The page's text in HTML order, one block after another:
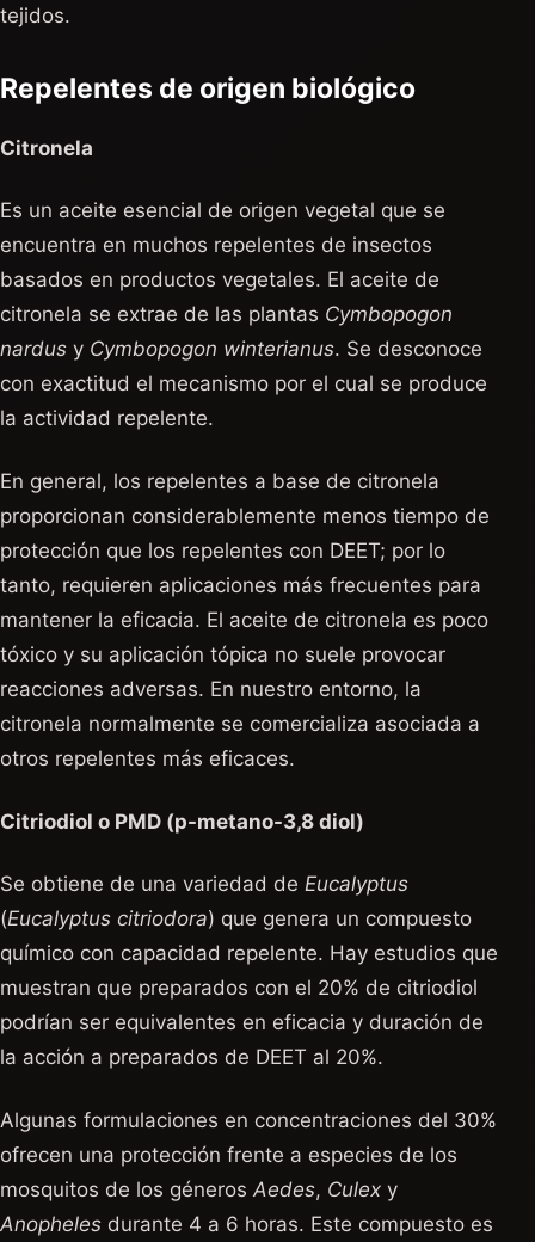
tejidos.
Repelentes de origen biológico
Citronela
Es un aceite esencial de origen vegetal que se
encuentra en muchos repelentes de insectos
basados en productos vegetales. El aceite de
citronela se extrae de las plantas Cymbopogon
nardus y Cymbopogon winterianus. Se desconoce
con exactitud el mecanismo por el cual se produce
la actividad repelente.
En general, los repelentes a base de citronela
proporcionan considerablemente menos tiempo de
protección que los repelentes con DEET; por lo
tanto, requieren aplicaciones más frecuentes para
mantener la eficacia. El aceite de citronela es poco
tóxico y su aplicación tópica no suele provocar
reacciones adversas. En nuestro entorno, la
citronela normalmente se comercializa asociada a
otros repelentes más eficaces.
Citriodiol o PMD (p-metano-3,8 diol)
Se obtiene de una variedad de Eucalyptus
(Eucalyptus citriodora) que genera un compuesto
químico con capacidad repelente. Hay estudios que
muestran que preparados con el 20% de citriodiol
podrían ser equivalentes en eficacia y duración de
la acción a preparados de DEET al 20%.
Algunas formulaciones en concentraciones del 30%
ofrecen una protección frente a especies de los
mosquitos de los géneros Aedes, Culex y
Anopheles durante 4 a 6 horas. Este compuesto es